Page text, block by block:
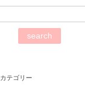
search
カテゴリー